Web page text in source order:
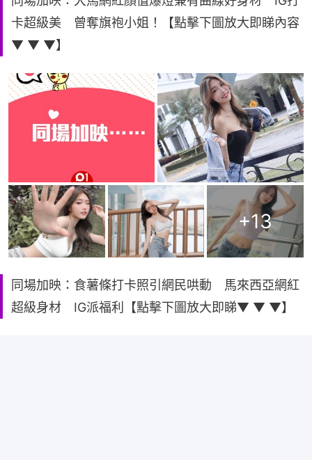
卡超級美 曾奪旗袍小姐！【點擊下圖放大即睇內容
▼ ▼ ▼】
+13
同場加映：食薯條打卡照引網民哄動 馬來西亞網紅
超級身材 IG派福利【點擊下圖放大即睇▼ ▼ ▼】